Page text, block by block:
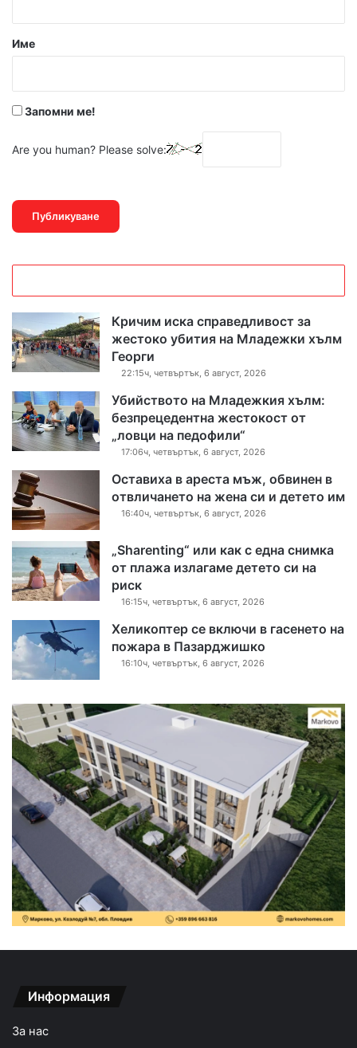
р
Име
Запомни ме!
Are you human? Please solve:
Кричим иска справедливост за
жестоко убития на Младежки хълм
Георги
22:15ч, четвъртък, 6 август, 2026
Убийството на Младежкия хълм:
безпрецедентна жестокост от
„ловци на педофили“
17:06ч, четвъртък, 6 август, 2026
Оставиха в ареста мъж, обвинен в
отвличането на жена си и детето им
16:40ч, четвъртък, 6 август, 2026
„Sharenting“ или как с една снимка
от плажа излагаме детето си на
риск
16:15ч, четвъртък, 6 август, 2026
Хеликоптер се включи в гасенето на
пожара в Пазарджишко
16:10ч, четвъртък, 6 август, 2026
Информация
За нас